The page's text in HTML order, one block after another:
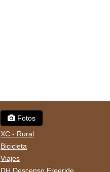
Fotos
XC - Rural
Bicicleta
Viajes